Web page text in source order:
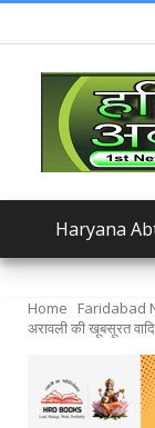
Haryana
Home Faridabad
अरावली की खूबसूरत